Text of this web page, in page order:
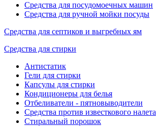
Средства для посудомоечных машин
Средства для ручной мойки посуды
Средства для септиков и выгребных ям
Средства для стирки
Антистатик
Гели для стирки
Капсулы для стирки
Кондиционеры для белья
Отбеливатели - пятновыводители
Средства против известкового налета
Стиральный порошок